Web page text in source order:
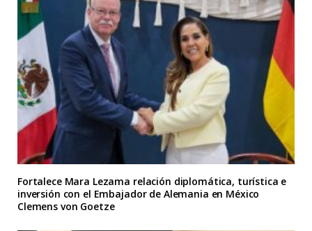
Fortalece Mara Lezama relación diplomática, turística e
inversión con el Embajador de Alemania en México
Clemens von Goetze